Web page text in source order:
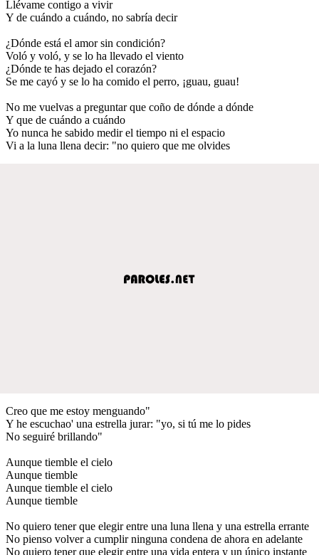
Llévame contigo a vivir
Y de cuándo a cuándo, no sabría decir
¿Dónde está el amor sin condición?
Voló y voló, y se lo ha llevado el viento
¿Dónde te has dejado el corazón?
Se me cayó y se lo ha comido el perro, ¡guau, guau!
No me vuelvas a preguntar que coño de dónde a dónde
Y que de cuándo a cuándo
Yo nunca he sabido medir el tiempo ni el espacio
Vi a la luna llena decir: "no quiero que me olvides
Creo que me estoy menguando"
Y he escuchao' una estrella jurar: "yo, si tú me lo pides
No seguiré brillando"
Aunque tiemble el cielo
Aunque tiemble
Aunque tiemble el cielo
Aunque tiemble
No quiero tener que elegir entre una luna llena y una estrella errante
No pienso volver a cumplir ninguna condena de ahora en adelante
No quiero tener que elegir entre una vida entera y un único instante